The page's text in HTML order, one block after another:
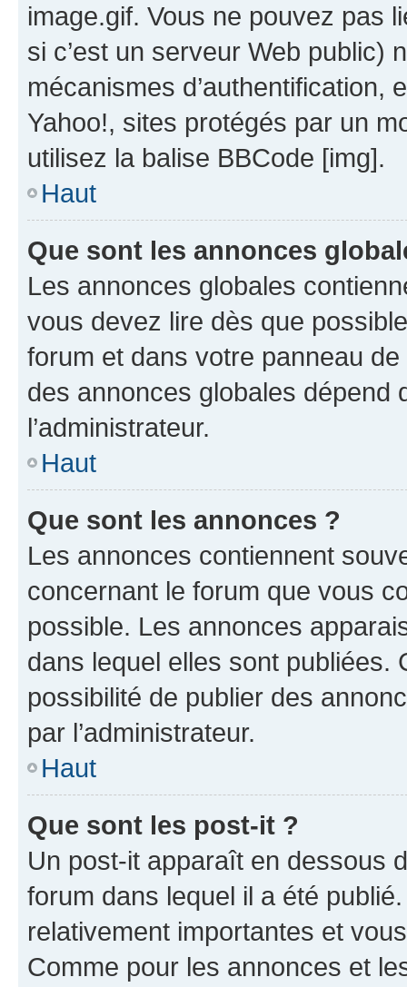
image.gif. Vous ne pouvez pas
si c’est un serveur Web public)
mécanismes d’authentification,
Yahoo!, sites protégés par un
utilisez la balise BBCode [img].
Haut
Que sont les annonces
Les annonces globales
vous devez lire dès que
forum et dans votre panneau
des annonces globales dépend
l’administrateur.
Haut
Que sont les annonces ?
Les annonces contiennent
concernant le forum que vous
possible. Les annonces
dans lequel elles sont publiées.
possibilité de publier des
par l’administrateur.
Haut
Que sont les post-it ?
Un post-it apparaît en dessous
forum dans lequel il a été
relativement importantes et
Comme pour les annonces et